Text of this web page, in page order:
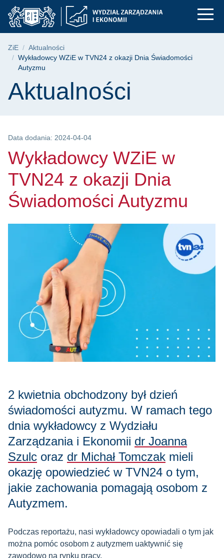
Przejdź
do
menu
Przejdź
do
wyszukiwarki
Przejdź
do
treści
Wykładowcy WZiE
Ścieżka nawigacyjna
ZiE
Aktualności
Wykładowcy WZiE w TVN24 z okazji Dnia Świadomości
Autyzmu
Treść strony
Aktualności
Data dodania: 2024-04-04
Wykładowcy WZiE w
TVN24 z okazji Dnia
Świadomości Autyzmu
2 kwietnia obchodzony był dzień
świadomości autyzmu. W ramach tego
dnia wykładowcy z Wydziału
Zarządzania i Ekonomii dr Joanna
Szulc oraz dr Michał Tomczak mieli
okazję opowiedzieć w TVN24 o tym,
jakie zachowania pomagają osobom z
Autyzmem.
Podczas reportażu, nasi wykładowcy opowiadali o tym jak
można pomóc osobom z autyzmem uaktywnić się
zawodowo na rynku pracy.